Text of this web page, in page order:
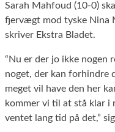
Sarah Mahfoud (10-0)
fjervægt mod tyske Nina
skriver Ekstra Bladet.
“Nu er der jo ikke nogen
noget, der kan forhindre
meget vil have den her
kommer vi til at stå klar i
ventet lang tid på det,”